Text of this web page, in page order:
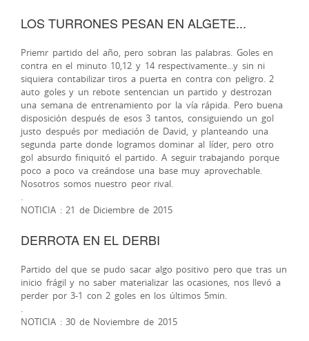
LOS TURRONES PESAN EN ALGETE...
Priemr partido del año, pero sobran las palabras. Goles en
contra en el minuto 10,12 y 14 respectivamente...y sin ni
siquiera contabilizar tiros a puerta en contra con peligro. 2
auto goles y un rebote sentencian un partido y destrozan
una semana de entrenamiento por la vía rápida. Pero buena
disposición después de esos 3 tantos, consiguiendo un gol
justo después por mediación de David, y planteando una
segunda parte donde logramos dominar al líder, pero otro
gol absurdo finiquitó el partido. A seguir trabajando porque
poco a poco va creándose una base muy aprovechable.
Nosotros somos nuestro peor rival.
.
NOTICIA : 21 de Diciembre de 2015
DERROTA EN EL DERBI
Partido del que se pudo sacar algo positivo pero que tras un
inicio frágil y no saber materializar las ocasiones, nos llevó a
perder por 3-1 con 2 goles en los últimos 5min.
.
NOTICIA : 30 de Noviembre de 2015